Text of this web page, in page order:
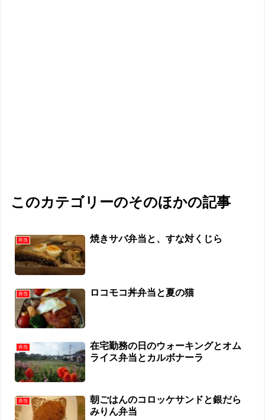
このカテゴリーのそのほかの記事
弁当 焼きサバ弁当と、すな対くじら
弁当 ロコモコ丼弁当と夏の猫
弁当
在宅勤務の日のウォーキングとオム
ライス弁当とカルボナーラ
弁当
朝ごはんのコロッケサンドと銀だら
みりん弁当